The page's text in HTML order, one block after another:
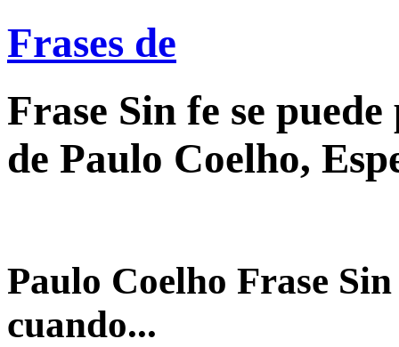
Frases de
Frase Sin fe se
de Paulo Coelho,
Paulo Coelho Frase
cuando...